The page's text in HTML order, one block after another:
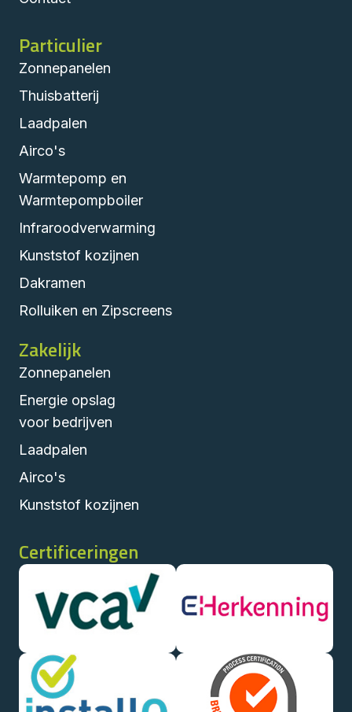
Particulier
Zonnepanelen
Thuisbatterij
Laadpalen
Airco's
Warmtepomp en
Warmtepompboiler
Infraroodverwarming
Kunststof kozijnen
Dakramen
Rolluiken en Zipscreens
Zakelijk
Zonnepanelen
Energie opslag
voor bedrijven
Laadpalen
Airco's
Kunststof kozijnen
Certificeringen